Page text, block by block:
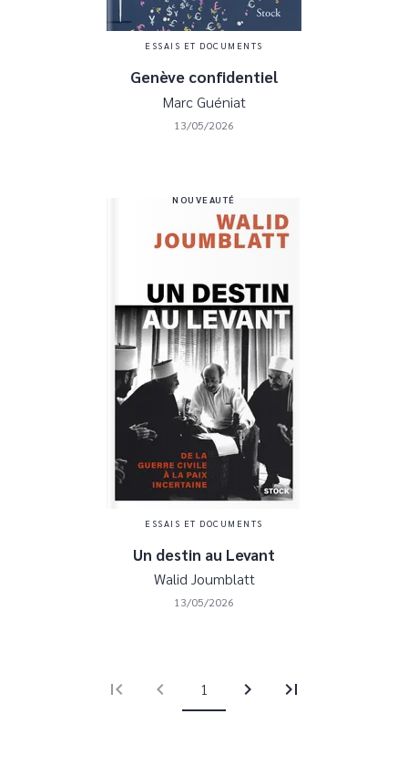
ESSAIS ET DOCUMENTS
Genève confidentiel
Marc Guéniat
13/05/2026
NOUVEAUTÉ
ESSAIS ET DOCUMENTS
Un destin au Levant
Walid Joumblatt
13/05/2026
first_page chevron_left 1 chevron_right last_page